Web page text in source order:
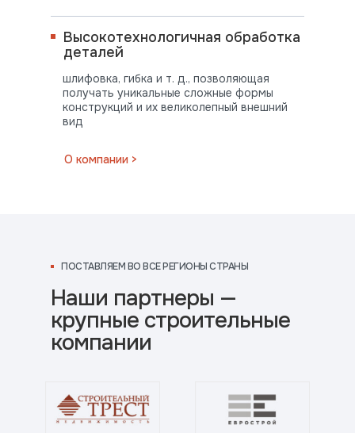
шлифовка, гибка и т. д., позволяющая
получать уникальные сложные формы
конструкций и их великолепный внешний
вид
О компании >
Высокотехнологичная обработка
деталей
Наши партнеры —
крупные строительные
компании
ВО ВСЕ РЕГИОНЫ СТРАНЫ
ПОСТАВЛЯЕМ ВО ВСЕ РЕГИОНЫ СТРАНЫ